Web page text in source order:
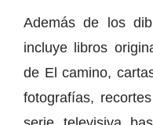
Además de los
incluye libros
de El camino,
fotografías,